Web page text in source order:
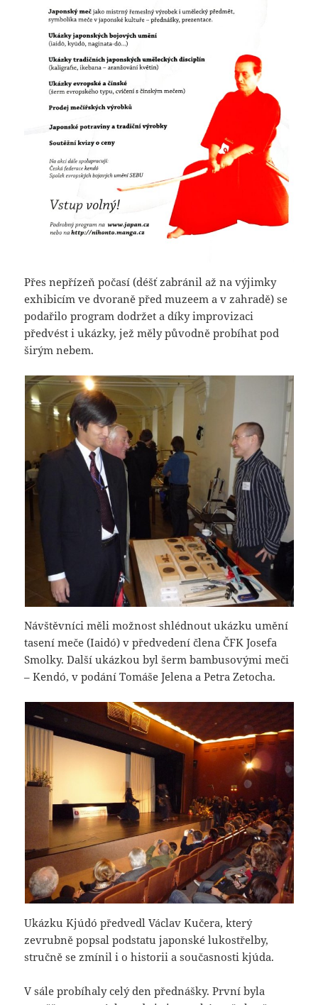
Přes nepřízeň počasí (déšť zabránil až na výjimky
exhibicím ve dvoraně před muzeem a v zahradě) se
podařilo program dodržet a díky improvizaci
předvést i ukázky, jež měly původně probíhat pod
širým nebem.
Návštěvníci měli možnost shlédnout ukázku umění
tasení meče (Iaidó) v předvedení člena ČFK Josefa
Smolky. Další ukázkou byl šerm bambusovými meči
– Kendó, v podání Tomáše Jelena a Petra Zetocha.
Ukázku Kjúdó předvedl Václav Kučera, který
zevrubně popsal podstatu japonské lukostřelby,
stručně se zmínil i o historii a současnosti kjúda.
V sále probíhaly celý den přednášky. První byla